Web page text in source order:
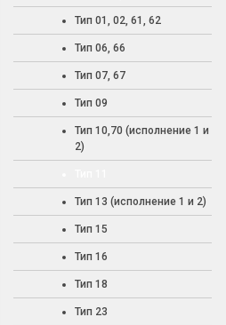
Тип 01, 02, 61, 62
Тип 06, 66
Тип 07, 67
Тип 09
Тип 10,70 (исполнение 1 и
2)
Тип 13 (исполнение 1 и 2)
Тип 15
Тип 16
Тип 18
Тип 23